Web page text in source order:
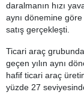
daralmanın hızı
aynı dönemine
satış gerçekleşti.
Ticari araç
geçen yılın aynı
hafif ticari araç
yüzde 27